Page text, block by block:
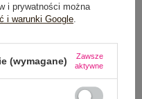
i prywatności można
i warunki Google
(wymagane)
Zawsze
aktywne